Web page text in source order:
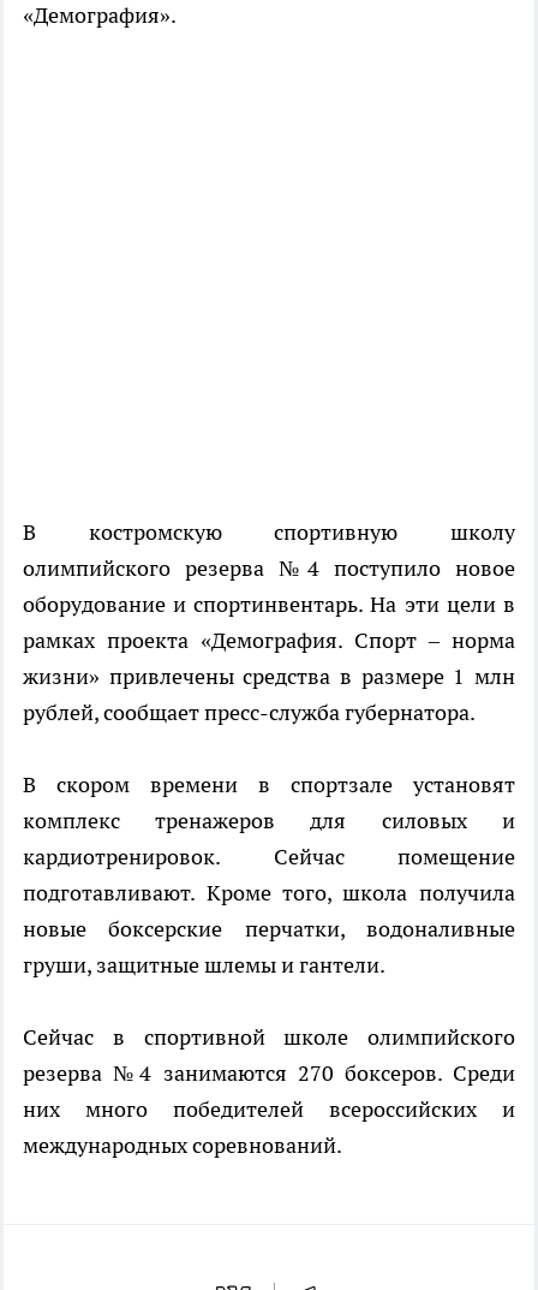
«Демография».
В костромскую спортивную школу
олимпийского резерва №4 поступило новое
оборудование и спортинвентарь. На эти цели в
рамках проекта «Демография. Спорт – норма
жизни» привлечены средства в размере 1 млн
рублей, сообщает пресс-служба губернатора.
В скором времени в спортзале установят
комплекс тренажеров для силовых и
кардиотренировок. Сейчас помещение
подготавливают. Кроме того, школа получила
новые боксерские перчатки, водоналивные
груши, защитные шлемы и гантели.
Сейчас в спортивной школе олимпийского
резерва №4 занимаются 270 боксеров. Среди
них много победителей всероссийских и
международных соревнований.